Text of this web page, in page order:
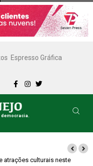
Espresso Gráfica
democracia.
em um suspense imprevisível